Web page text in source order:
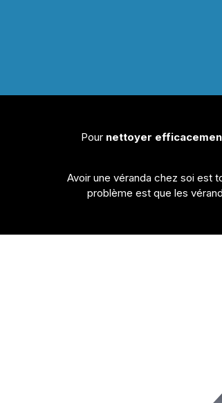
Pour nettoyer
Avoir une véranda chez soi est
problème est que les